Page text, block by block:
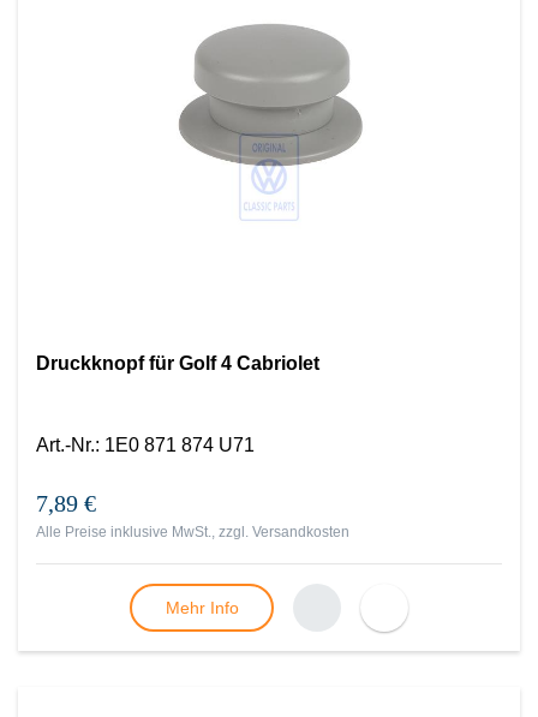
Druckknopf für Golf 4 Cabriolet
Art.-Nr.: 1E0 871 874 U71
7,89 €
Alle Preise inklusive MwSt., zzgl. Versandkosten
Mehr Info